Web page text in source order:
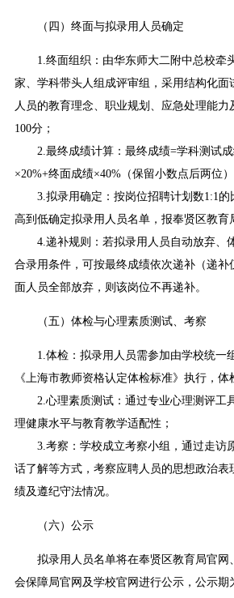
（四）终面与拟录用人员确定
1.终面组织：由华东师大二附中总校牵
家、学科带头人组成评审组，采用结构化面
人员的教育理念、职业规划、应急处理能力
100分；
2.最终成绩计算：最终成绩=学科测试成
×20%+终面成绩×40%（保留小数点后两位）
3.拟录用确定：按岗位招聘计划数1:1的
高到低确定拟录用人员名单，报奉贤区教育
4.递补规则：若拟录用人员自动放弃、
合录用条件，可按最终成绩依次递补（递补
面人员全部放弃，则该岗位不再递补。
（五）体检与心理素质测试、考察
1.体检：拟录用人员需参加由学校统一
《上海市教师资格认定体检标准》执行，体
2.心理素质测试：通过专业心理测评工
理健康水平与教育教学适配性；
3.考察：学校成立考察小组，通过走访
话了解等方式，考察应聘人员的思想政治表
绩及遵纪守法情况。
（六）公示
拟录用人员名单将在奉贤区教育局官网
会保障局官网及学校官网进行公示，公示期